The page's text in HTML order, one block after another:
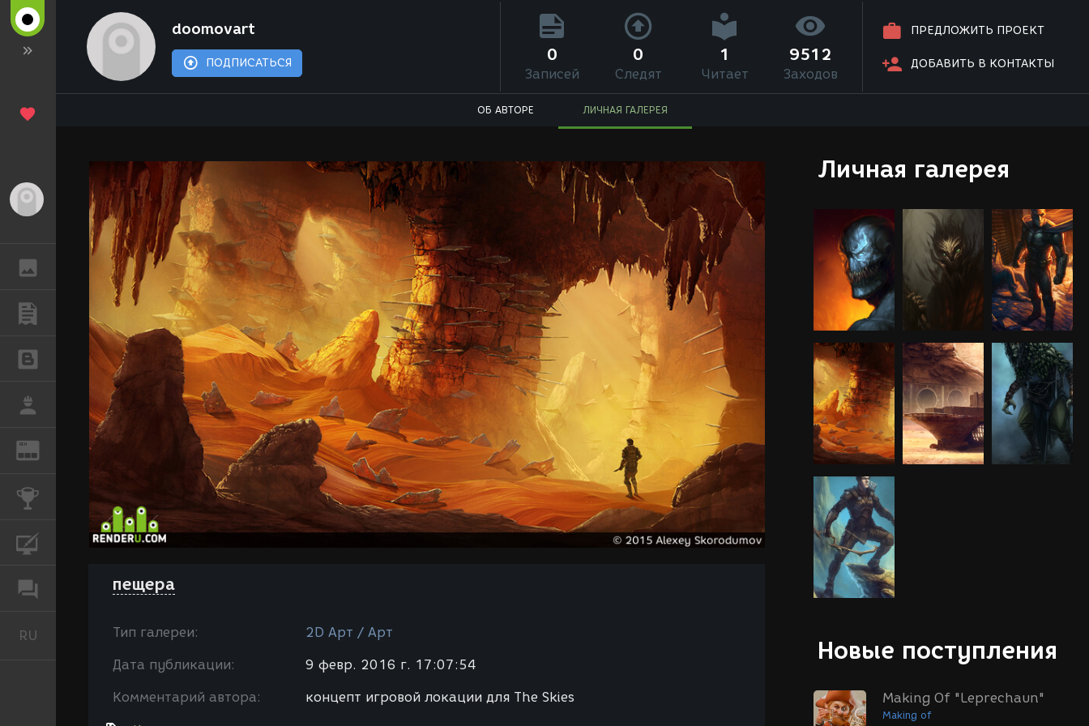
ПУБЛИКАЦИИ
БЛОГИ
REN ЖУРНАЛ
КОНКУРСЫ
КУРСЫ
RU
doomovart
ПОДПИСАТЬСЯ
ПРЕДЛОЖИТЬ ПРОЕКТ
ДОБАВИТЬ В КОНТАКТЫ
0
Записей
0
Следят
1
Читает
9512
Заходов
ОБ АВТОРЕ ЛИЧНАЯ ГАЛЕРЕЯ
Личная галерея
Новые поступления
Making Of "Leprechaun"
Making of
пещера
Тип галереи: 2D Арт / Арт
Дата публикации: 9 февр. 2016 г. 17:07:54
Комментарий автора: концепт игровой локации для The Skies